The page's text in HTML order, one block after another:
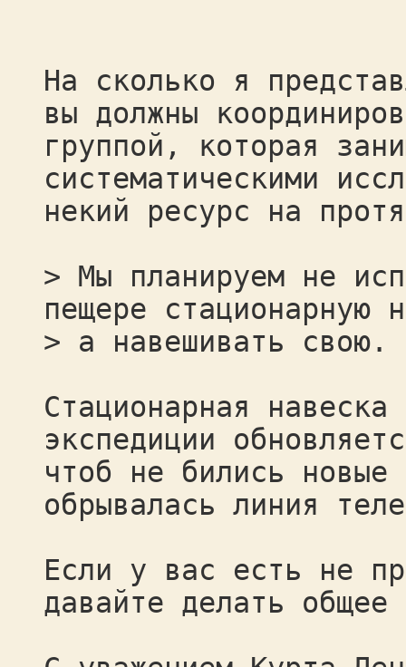
На сколько я
вы должны
группой, которая
систематическими
некий ресурс на
> Мы планируем не
пещере стационарную
> а навешивать свою.
Стационарная
экспедиции
чтоб не бились
обрывалась линия
Если у вас есть не
давайте делать